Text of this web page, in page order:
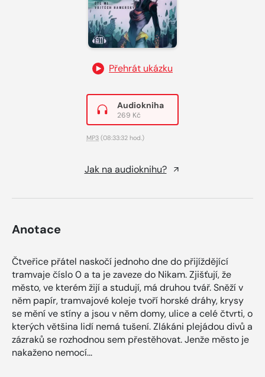
Přehrát ukázku
Audiokniha
269 Kč
MP3 (08:33:32 hod.)
Jak na audioknihu?
Anotace
Čtveřice přátel naskočí jednoho dne do přijíždějící
tramvaje číslo 0 a ta je zaveze do Nikam. Zjišťují, že
město, ve kterém žijí a studují, má druhou tvář. Sněží v
něm papír, tramvajové koleje tvoří horské dráhy, krysy
se mění ve stíny a jsou v něm domy, ulice a celé čtvrti, o
kterých většina lidí nemá tušení. Zlákáni plejádou divů a
zázraků se rozhodnou sem přestěhovat. Jenže město je
nakaženo nemocí...